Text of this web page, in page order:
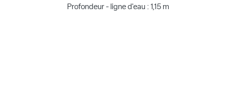
Profondeur - ligne d'eau : 1,15 m